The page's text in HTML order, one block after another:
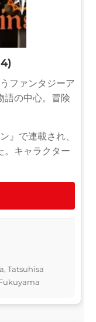
ファンタジーア
語の中心。冒険
』で連載され、
。キャラクター
Tatsuhisa